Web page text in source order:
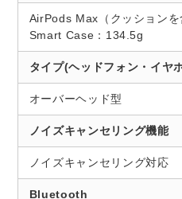
AirPods Max（クッション
Smart Case：134.5g
タイプ(ヘッドフォン・イヤ
オーバーヘッド型
ノイズキャンセリング機能
ノイズキャンセリング対応
Bluetooth